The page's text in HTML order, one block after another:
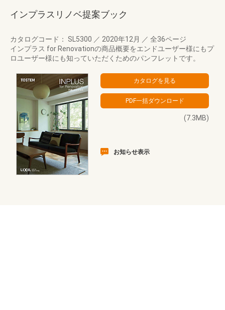
インプラスリノベ提案ブック
カタログコード： SL5300 ／ 2020年12月 ／ 全36ページ
インプラス for Renovationの商品概要をエンドユーザー様にもプ
ロユーザー様にも知っていただくためのパンフレットです。
(7.3MB)
お知らせ表示